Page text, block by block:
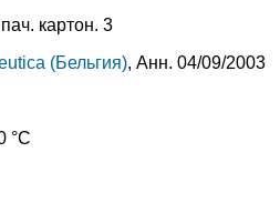
картон. 3
(Бельгия), Анн. 04/09/2003
°C